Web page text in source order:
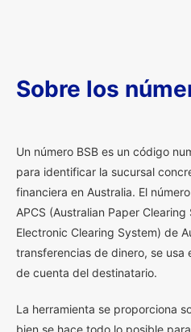
Sobre los
Un número BSB es un código
para identificar la sucursal
financiera en Australia. El
APCS (Australian Paper Clearing
Electronic Clearing System) de
transferencias de dinero, se usa
de cuenta del destinatario.
La herramienta se proporciona
bien se hace todo lo posible